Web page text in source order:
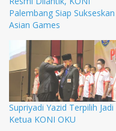
Palembang Siap Sukseskan
Asian Games
Supriyadi Yazid Terpilih Jadi
Ketua KONI OKU